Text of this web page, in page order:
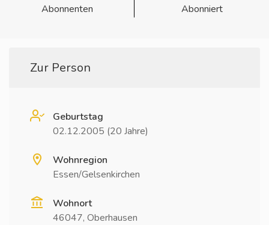
Abonnenten
Abonniert
Zur Person
Geburtstag
02.12.2005 (20 Jahre)
Wohnregion
Essen/Gelsenkirchen
Wohnort
46047, Oberhausen